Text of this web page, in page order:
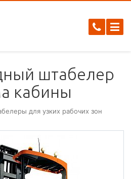
штабелер
кабины
для узких рабочих зон